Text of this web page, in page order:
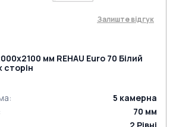
Залиште відгук
мм REHAU Euro 70 Білий
сторін
: 5 камерна
70 мм